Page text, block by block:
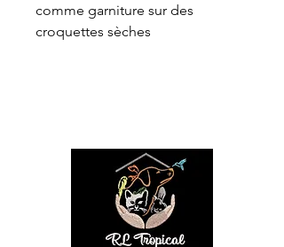
comme garniture sur des
croquettes sèches